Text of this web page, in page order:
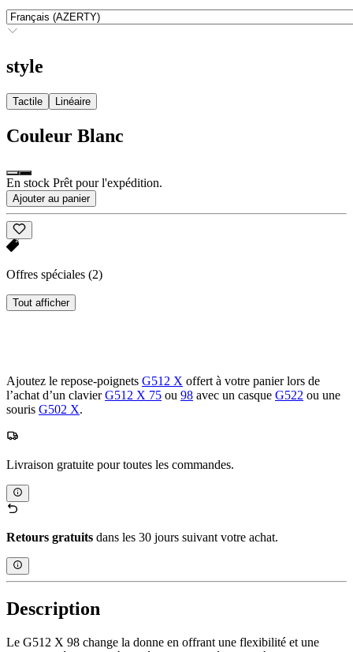
style
Tactile Linéaire
Couleur Blanc
En stock Prêt pour l'expédition.
Ajouter au panier
Offres spéciales (2)
Tout afficher
Ajoutez le repose-poignets G512 X offert à votre panier lors de
l’achat d’un clavierG512 X 75 ou 98 avec un casque G522 ou une
souris G502 X.
Livraison gratuite pour toutes les commandes.
Retours gratuits dans les 30 jours suivant votre achat.
Description
Le G512 X 98 change la donne en offrant une flexibilité et une